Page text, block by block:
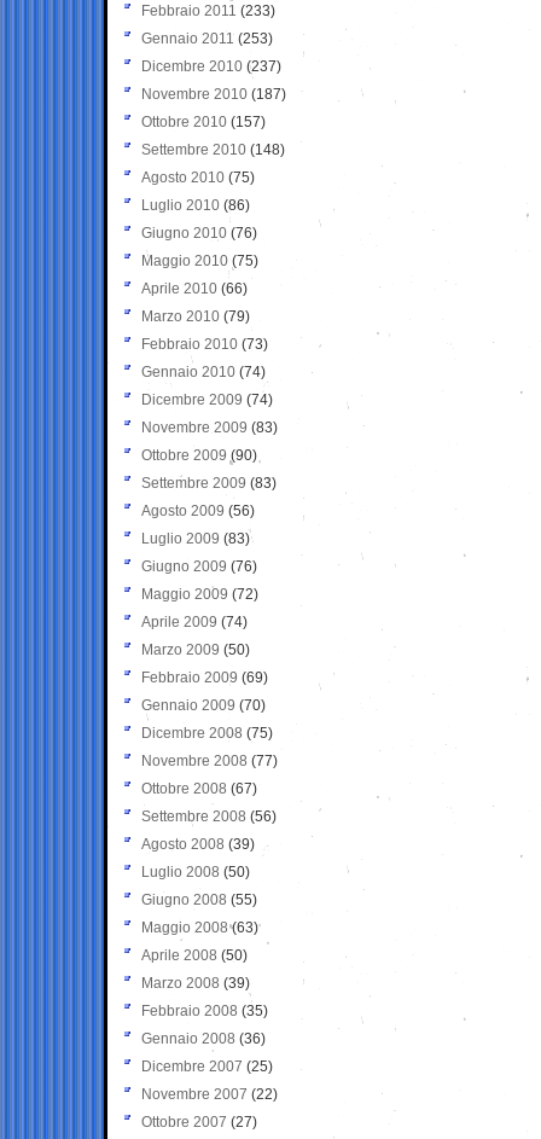
Febbraio 2011 (233)
Gennaio 2011 (253)
Dicembre 2010 (237)
Novembre 2010 (187)
Ottobre 2010 (157)
Settembre 2010 (148)
Agosto 2010 (75)
Luglio 2010 (86)
Giugno 2010 (76)
Maggio 2010 (75)
Aprile 2010 (66)
Marzo 2010 (79)
Febbraio 2010 (73)
Gennaio 2010 (74)
Dicembre 2009 (74)
Novembre 2009 (83)
Ottobre 2009 (90)
Settembre 2009 (83)
Agosto 2009 (56)
Luglio 2009 (83)
Giugno 2009 (76)
Maggio 2009 (72)
Aprile 2009 (74)
Marzo 2009 (50)
Febbraio 2009 (69)
Gennaio 2009 (70)
Dicembre 2008 (75)
Novembre 2008 (77)
Ottobre 2008 (67)
Settembre 2008 (56)
Agosto 2008 (39)
Luglio 2008 (50)
Giugno 2008 (55)
Maggio 2008(63)
Aprile 2008 (50)
Marzo 2008 (39)
Febbraio 2008 (35)
Gennaio 2008 (36)
Dicembre 2007 (25)
Novembre 2007 (22)
Ottobre 2007 (27)